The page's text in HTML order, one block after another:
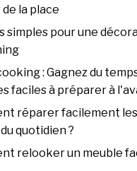
la place
simples pour une
: Gagnez du
faciles à préparer à
réparer facilement
quotidien ?
relooker un meuble